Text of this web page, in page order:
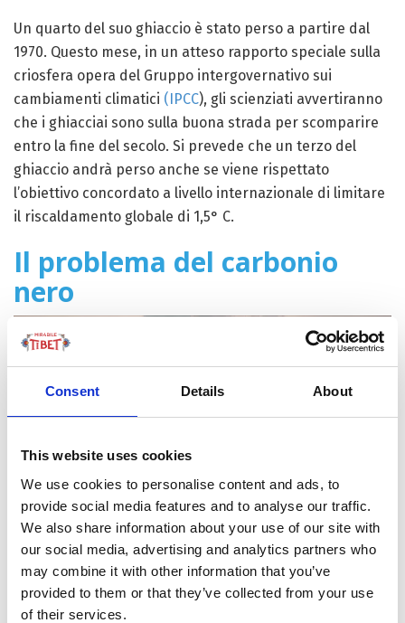
Consent Details About
This website uses cookies
We use cookies to personalise content and ads, to
provide social media features and to analyse our traffic.
We also share information about your use of our site with
our social media, advertising and analytics partners who
may combine it with other information that you’ve
provided to them or that they’ve collected from your use
of their services.
Un quarto del suo ghiaccio è stato perso a partire dal
1970. Questo mese, in un atteso rapporto speciale sulla
criosfera opera del Gruppo intergovernativo sui
cambiamenti climatici (IPCC), gli scienziati avvertiranno
che i ghiacciai sono sulla buona strada per scomparire
entro la fine del secolo. Si prevede che un terzo del
ghiaccio andrà perso anche se viene rispettato
l’obiettivo concordato a livello internazionale di limitare
il riscaldamento globale di 1,5° C.
Il problema del carbonio
nero
Anche se le temperature globali verranno contenute,
dunque, la regione subirà un aumento di più di 2° C e,
se le emissioni non saranno ridotte, l’aumento arriverà a
+5 ° C, secondo quanto riporta un rapporto pubblicato
all’inizio di quest’anno da oltre 200 scienziati del Centro